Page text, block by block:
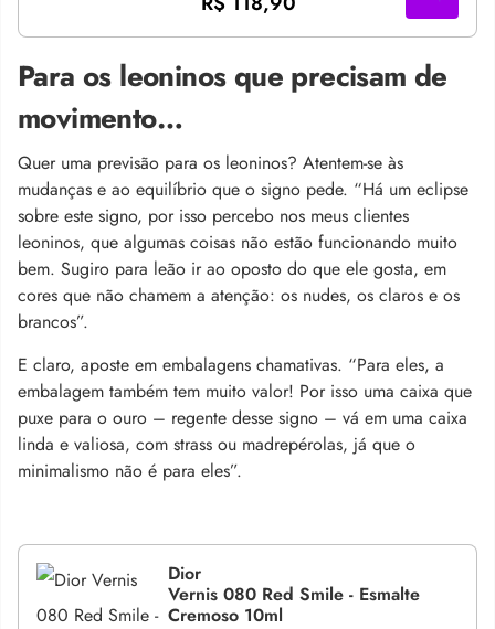
Para os leoninos que precisam de
movimento…
Quer uma previsão para os leoninos? Atentem-se às
mudanças e ao equilíbrio que o signo pede. “Há um eclipse
sobre este signo, por isso percebo nos meus clientes
leoninos, que algumas coisas não estão funcionando muito
bem. Sugiro para leão ir ao oposto do que ele gosta, em
cores que não chamem a atenção: os nudes, os claros e os
brancos”.
E claro, aposte em embalagens chamativas. “Para eles, a
embalagem também tem muito valor! Por isso uma caixa que
puxe para o ouro – regente desse signo – vá em uma caixa
linda e valiosa, com strass ou madrepérolas, já que o
minimalismo não é para eles”.
Dior
Vernis 080 Red Smile - Esmalte
Cremoso 10ml